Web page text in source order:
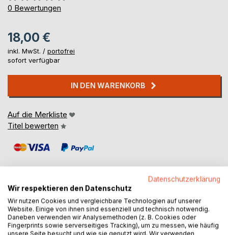
0%
0 Bewertungen
18,00 €
inkl. MwSt. / portofrei
sofort verfügbar
IN DEN WARENKORB
Auf die Merkliste
Titel bewerten
BESCHREIBUNG
Kurzgeschichten aus dem Leben der Autorin
Datenschutzerklärung
Wir respektieren den Datenschutz
Wir nutzen Cookies und vergleichbare Technologien auf unserer
Website. Einige von ihnen sind essenziell und technisch notwendig.
Daneben verwenden wir Analysemethoden (z. B. Cookies oder
Fingerprints sowie serverseitiges Tracking), um zu messen, wie häufig
unsere Seite besucht und wie sie genutzt wird. Wir verwenden